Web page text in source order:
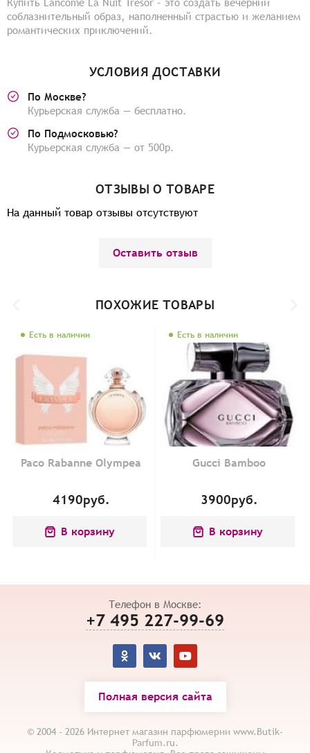
Купить Lancome La Nuit Tresor – это создать вечерний
соблазнительный образ, наполненный страстью и желанием
романтических приключений.
УСЛОВИЯ ДОСТАВКИ
По Москве?
Курьерская служба — бесплатно.
По Подмосковью?
Курьерская служба — от 500р.
ОТЗЫВЫ О ТОВАРЕ
На данный товар отзывы отсутствуют
Оставить отзыв
ПОХОЖИЕ ТОВАРЫ
Есть в наличии
Paco Rabanne Olympea
4190руб.
В корзину
Есть в наличии
Gucci Bamboo
3900руб.
В корзину
Телефон в Москве:
+7 495 227-99-69
Полная версия сайта
© 2004 - 2026 Интернет магазин парфюмерии www.Butik-
Parfum.ru.